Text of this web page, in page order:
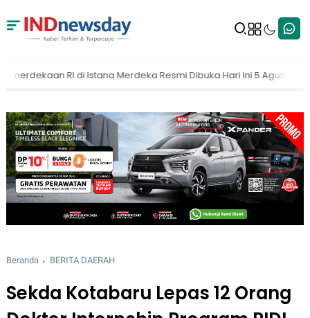
Resmi Dibuka Hari Ini 5 Agustus 2026 MAKI Dorong KPK
Beranda BERITA DAERAH
Sekda Kotabaru Lepas 12 Orang